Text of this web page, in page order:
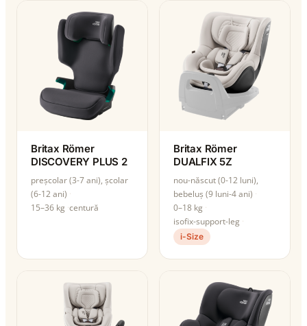
Britax Römer
DISCOVERY PLUS 2
preșcolar (3-7 ani), școlar
(6-12 ani)
15–36 kg centură
Britax Römer
DUALFIX 5Z
nou-născut (0-12 luni),
bebeluș (9 luni-4 ani)
0–18 kg
isofix-support-leg
i-Size